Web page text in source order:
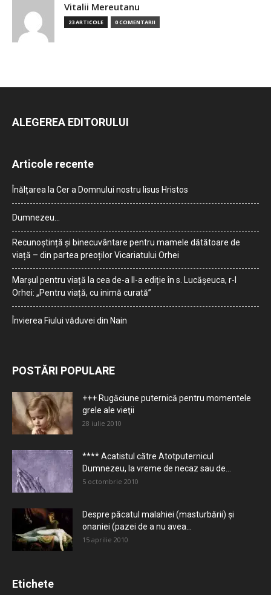
Vitalii Mereutanu
23 ARTICOLE 0 COMENTARII
ALEGEREA EDITORULUI
Articole recente
Înălțarea la Cer a Domnului nostru Iisus Hristos
Dumnezeu…
Recunoștință și binecuvântare pentru mamele dătătoare de
viață – din partea preoților Vicariatului Orhei
Marșul pentru viață la cea de-a II-a ediție în s. Lucășeuca, r-l
Orhei: „Pentru viață, cu inimă curată”
Învierea Fiului văduvei din Nain
POSTĂRI POPULARE
+++ Rugăciune puternică pentru momentele
grele ale vieţii
28 iulie 2010
**** Acatistul către Atotputernicul
Dumnezeu, la vreme de necaz sau de...
5 octombrie 2010
Despre păcatul malahiei (masturbării) şi
onaniei (pazei de a nu avea...
15 aprilie 2010
Etichete